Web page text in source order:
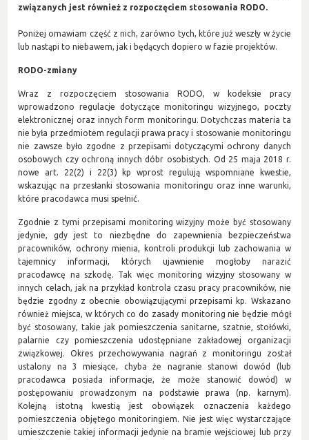
związanych jest również z rozpoczęciem stosowania RODO.
Poniżej omawiam część z nich, zarówno tych, które już weszły w życie
lub nastąpi to niebawem, jak i będących dopiero w fazie projektów.
RODO-zmiany
Wraz z rozpoczęciem stosowania RODO, w kodeksie pracy
wprowadzono regulacje dotyczące monitoringu wizyjnego, poczty
elektronicznej oraz innych form monitoringu. Dotychczas materia ta
nie była przedmiotem regulacji prawa pracy i stosowanie monitoringu
nie zawsze było zgodne z przepisami dotyczącymi ochrony danych
osobowych czy ochroną innych dóbr osobistych. Od 25 maja 2018 r.
nowe art. 22(2) i 22(3) kp wprost regulują wspomniane kwestie,
wskazując na przesłanki stosowania monitoringu oraz inne warunki,
które pracodawca musi spełnić.
Zgodnie z tymi przepisami monitoring wizyjny może być stosowany
jedynie, gdy jest to niezbędne do zapewnienia bezpieczeństwa
pracowników, ochrony mienia, kontroli produkcji lub zachowania w
tajemnicy informacji, których ujawnienie mogłoby narazić
pracodawcę na szkodę. Tak więc monitoring wizyjny stosowany w
innych celach, jak na przykład kontrola czasu pracy pracowników, nie
będzie zgodny z obecnie obowiązującymi przepisami kp. Wskazano
również miejsca, w których co do zasady monitoring nie będzie mógł
być stosowany, takie jak pomieszczenia sanitarne, szatnie, stołówki,
palarnie czy pomieszczenia udostępniane zakładowej organizacji
związkowej. Okres przechowywania nagrań z monitoringu został
ustalony na 3 miesiące, chyba że nagranie stanowi dowód (lub
pracodawca posiada informacje, że może stanowić dowód) w
postępowaniu prowadzonym na podstawie prawa (np. karnym).
Kolejną istotną kwestią jest obowiązek oznaczenia każdego
pomieszczenia objętego monitoringiem. Nie jest więc wystarczające
umieszczenie takiej informacji jedynie na bramie wejściowej lub przy